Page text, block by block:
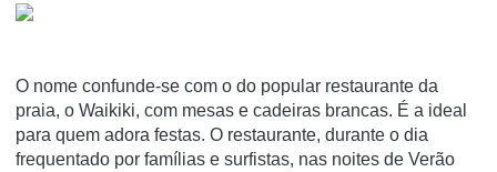
O nome confunde-se com o do popular restaurante da
praia, o Waikiki, com mesas e cadeiras brancas. É a ideal
para quem adora festas. O restaurante, durante o dia
frequentado por famílias e surfistas, nas noites de Verão